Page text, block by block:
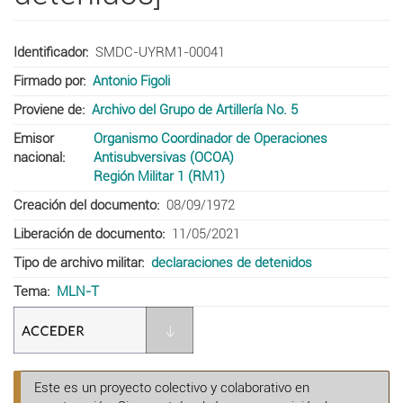
Identificador
SMDC-UYRM1-00041
Firmado por
Antonio Figoli
Proviene de
Archivo del Grupo de Artillería No. 5
Emisor
nacional
Organismo Coordinador de Operaciones
Antisubversivas (OCOA)
Región Militar 1 (RM1)
Creación del documento
08/09/1972
Liberación de documento
11/05/2021
Tipo de archivo militar
declaraciones de detenidos
Tema
MLN-T
Este es un proyecto colectivo y colaborativo en